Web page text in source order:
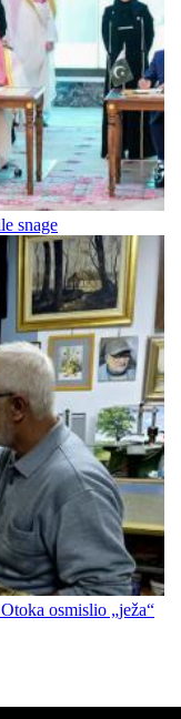
snage
osmislio „ježa“